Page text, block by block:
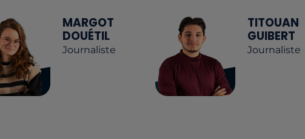
MARGOT
DOUÉTIL
Journaliste
TITOUAN
GUIBERT
Journaliste